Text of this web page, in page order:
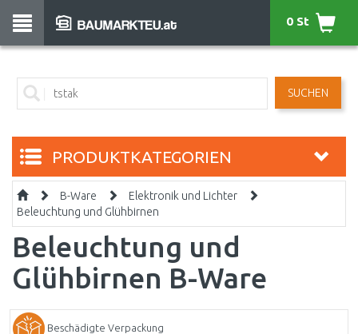
SUCHEN
0 St
PRODUKTKATEGORIEN
B-Ware
Elektronik und Lichter
Beleuchtung und Glühbirnen
Beleuchtung und
Glühbirnen B-Ware
Beschädigte Verpackung